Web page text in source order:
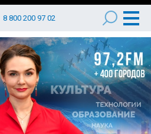
8 800 200 97 02